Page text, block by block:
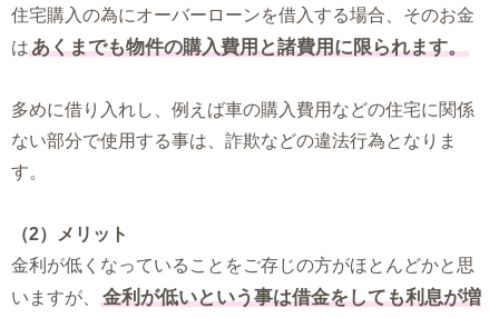
住宅購入の為にオーバーローンを借入する場合、そのお金
はあくまでも物件の購入費用と諸費用に限られます。
多めに借り入れし、例えば車の購入費用などの住宅に関係
ない部分で使用する事は、詐欺などの違法行為となりま
す。
（2）メリット
金利が低くなっていることをご存じの方がほとんどかと思
いますが、
金利が低いという事は借金をしても利息が増